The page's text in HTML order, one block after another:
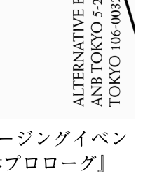
ジングイベン
ロローグ』